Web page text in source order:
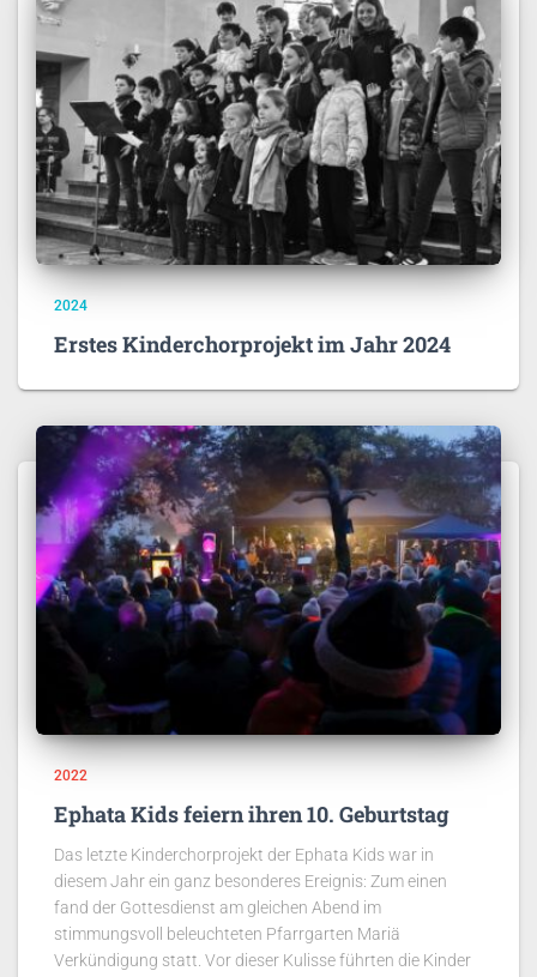
2024
Erstes Kinderchorprojekt im Jahr 2024
2022
Ephata Kids feiern ihren 10. Geburtstag
Das letzte Kinderchorprojekt der Ephata Kids war in
diesem Jahr ein ganz besonderes Ereignis: Zum einen
fand der Gottesdienst am gleichen Abend im
stimmungsvoll beleuchteten Pfarrgarten Mariä
Verkündigung statt. Vor dieser Kulisse führten die Kinder